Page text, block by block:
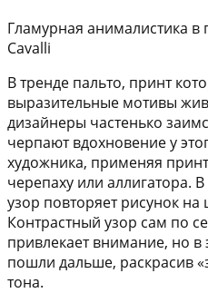
Гламурная анималистика в
Cavalli
В тренде пальто, принт
выразительные мотивы
дизайнеры частенько
черпают вдохновение у
художника, применяя
черепаху или аллигатора.
узор повторяет рисунок
Контрастный узор сам по
привлекает внимание, но в
пошли дальше, раскрасив
тона.